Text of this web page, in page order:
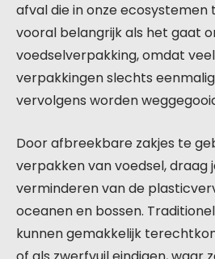
afval die in onze
vooral belangrijk als het gaat
voedselverpakking, omdat
verpakkingen slechts
vervolgens worden
Door afbreekbare zakjes te
verpakken van voedsel, draag
verminderen van de
oceanen en bossen.
kunnen gemakkelijk